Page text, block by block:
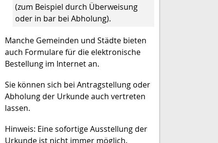
(zum Beispiel durch Überweisung
oder in bar bei Abholung).
Manche Gemeinden und Städte bieten
auch Formulare für die elektronische
Bestellung im Internet an.
Sie können sich bei Antragstellung oder
Abholung der Urkunde auch vertreten
lassen.
Hinweis: Eine sofortige Ausstellung der
Urkunde ist nicht immer möglich.